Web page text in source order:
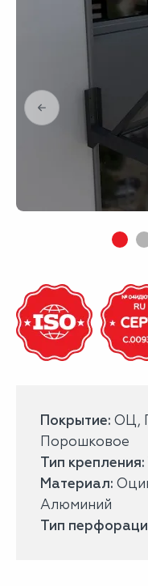
Вальцовка
Покрытие: ОЦ,
Порошковое
Тип крепления:
Материал:
Алюминий
Тип